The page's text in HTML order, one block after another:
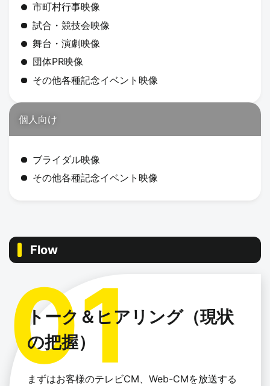
市町村行事映像
試合・競技会映像
舞台・演劇映像
団体PR映像
その他各種記念イベント映像
個人向け
ブライダル映像
その他各種記念イベント映像
Flow
トーク＆ヒアリング（現状
の把握）
まずはお客様のテレビCM、Web-CMを放送する